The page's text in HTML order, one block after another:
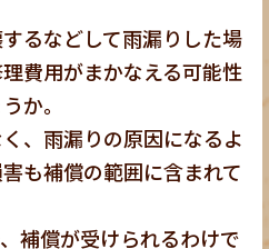
るなどして雨漏りした場
費用がまかなえる可能性
か。
、雨漏りの原因になるよ
も補償の範囲に含まれて
補償が受けられるわけで